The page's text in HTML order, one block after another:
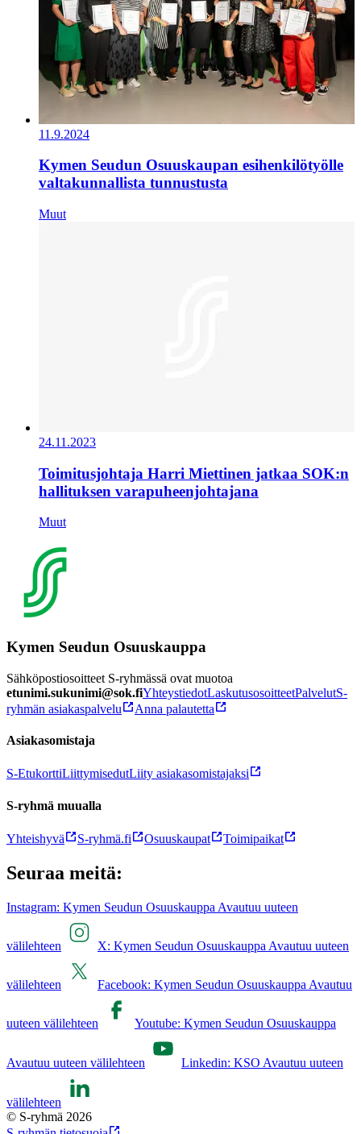
11.9.2024
Kymen Seudun Osuuskaupan esihenkilötyölle
valtakunnallista tunnustusta
Muut
24.11.2023
Toimitusjohtaja Harri Miettinen jatkaa SOK:n
hallituksen varapuheenjohtajana
Muut
Kymen Seudun Osuuskauppa
Sähköpostiosoitteet S-ryhmässä ovat muotoa
etunimi.sukunimi@sok.fiYhteystiedotLaskutusosoitteetPalvelutS-
ryhmän asiakaspalvelu
Anna palautetta
Asiakasomistaja
S-EtukorttiLiittymisedutLiity asiakasomistajaksi
S-ryhmä muualla
Yhteishyvä S-ryhmä.fi Osuuskaupat Toimipaikat
Seuraa meitä:
Instagram: Kymen Seudun Osuuskauppa Avautuu uuteen
välilehteen X: Kymen Seudun Osuuskauppa Avautuu uuteen
välilehteen Facebook: Kymen Seudun Osuuskauppa Avautuu
uuteen välilehteen Youtube: Kymen Seudun Osuuskauppa
Avautuu uuteen välilehteen Linkedin: KSO Avautuu uuteen
välilehteen
© S-ryhmä 2026